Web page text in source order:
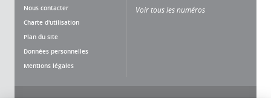
Nous contacter
Charte d'utilisation
Plan du site
Données personnelles
Mentions légales
Voir tous les numéros